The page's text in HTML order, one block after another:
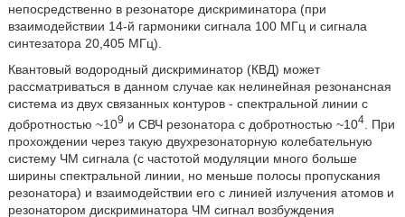
непосредственно в резонаторе дискриминатора (при
взаимодействии 14-й гармоники сигнала 100 МГц и сигнала
синтезатора 20,405 МГц).
Квантовый водородный дискриминатор (КВД) может
рассматриваться в данном случае как нелинейная резонансная
система из двух связанных контуров - спектральной линии с
добротностью ~109 и СВЧ резонатора с добротностью ~104. При
прохождении через такую двухрезонаторную колебательную
систему ЧМ сигнала (с частотой модуляции много больше
ширины спектральной линии, но меньше полосы пропускания
резонатора) и взаимодействии его с линией излучения атомов и
резонатором дискриминатора ЧМ сигнал возбуждения